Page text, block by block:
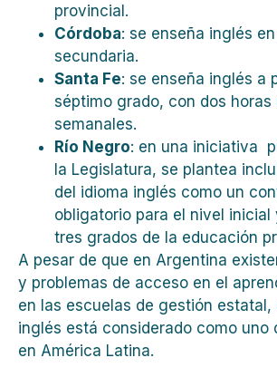
provincial.
Córdoba: se enseña inglés
secundaria.
Santa Fe: se enseña inglés a
séptimo grado, con dos horas
semanales.
Río Negro: en una iniciativa
la Legislatura, se plantea
del idioma inglés como un
obligatorio para el nivel inicial
tres grados de la educación
A pesar de que en Argentina
y problemas de acceso en el
en las escuelas de gestión estatal,
inglés está considerado como uno
en América Latina.